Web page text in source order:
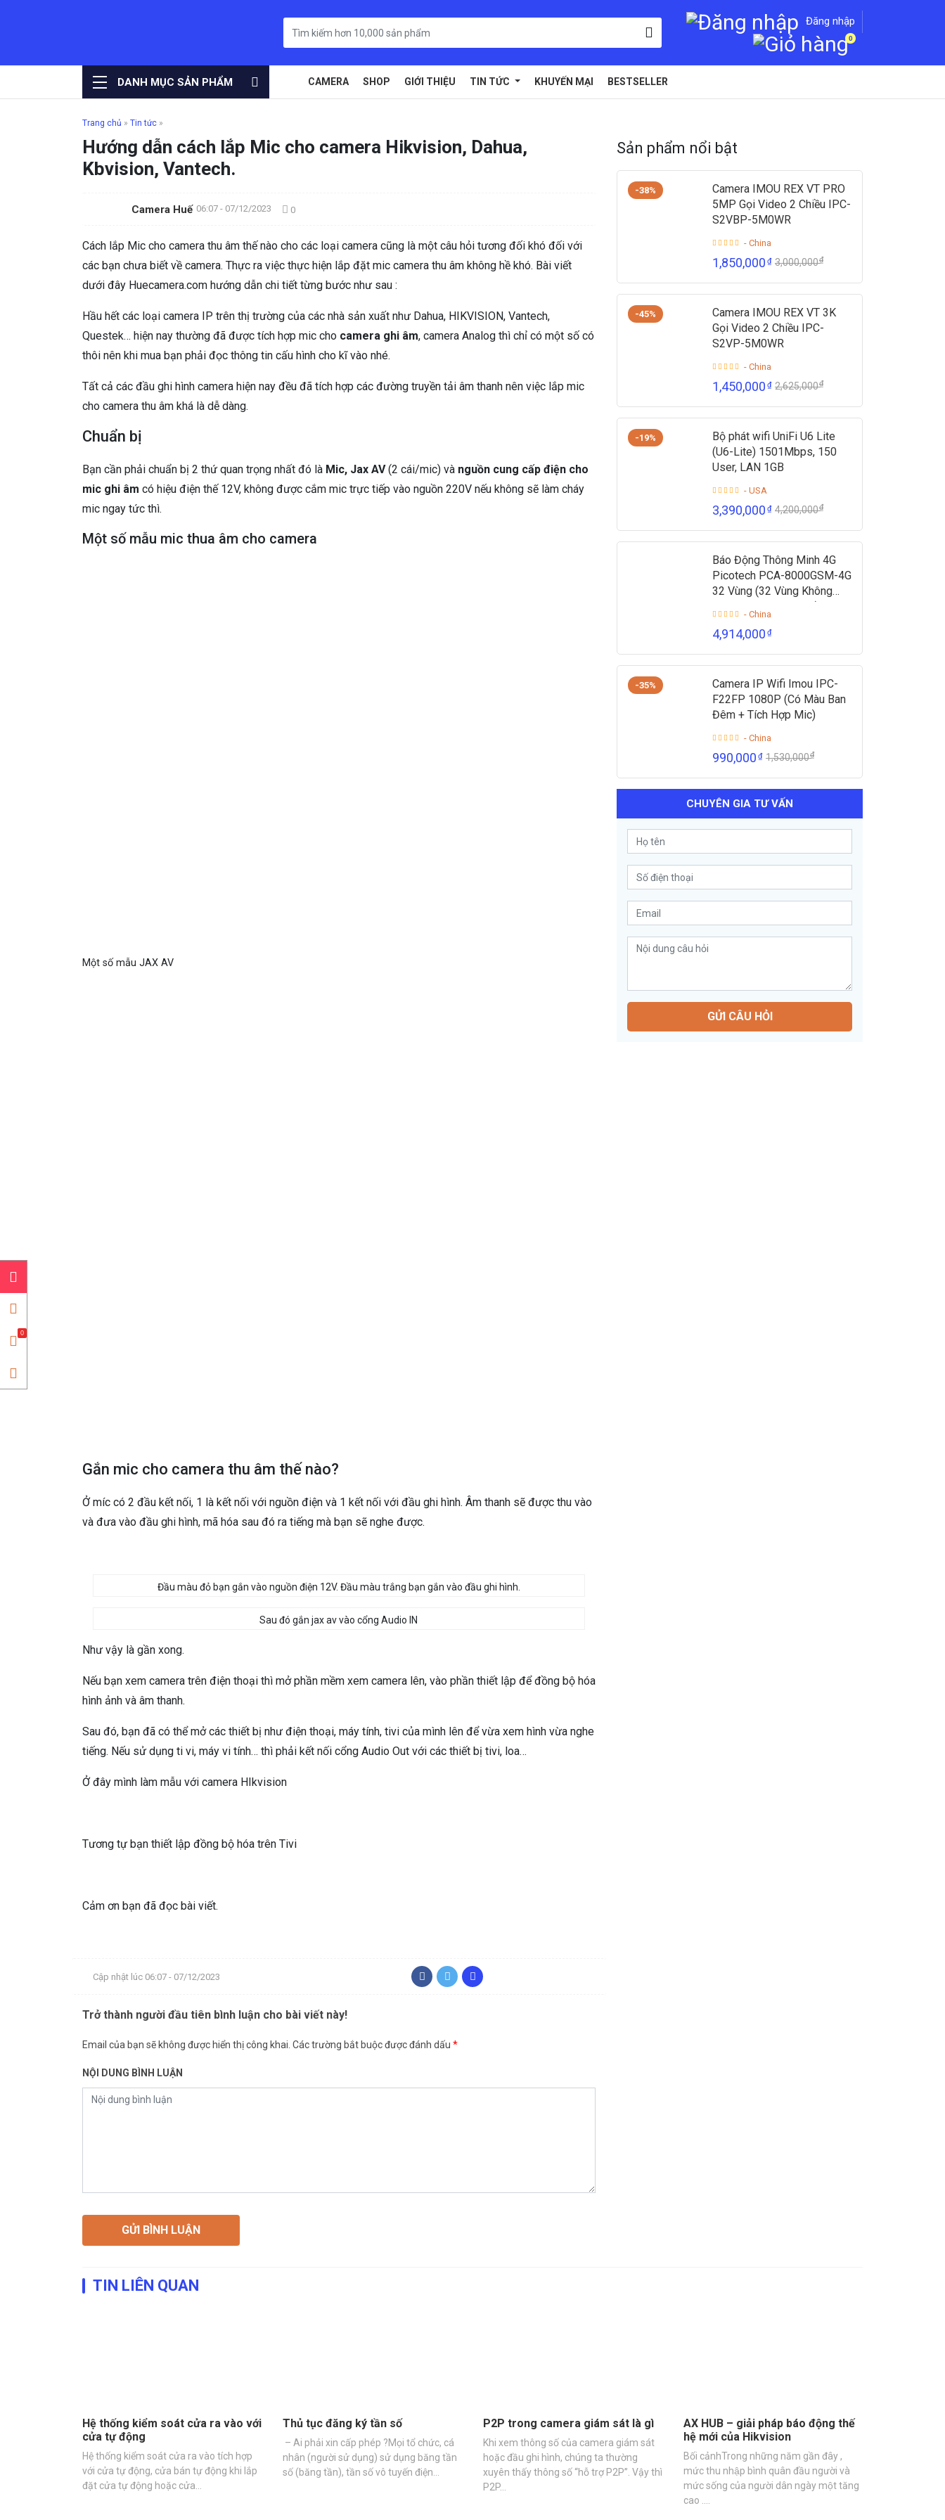
Đăng nhập
0
DANH MỤC SẢN PHẨM CAMERA SHOP GIỚI THIỆU TIN TỨC KHUYẾN MẠI BESTSELLER
Trang chủ » Tin tức »
Hướng dẫn cách lắp Mic cho camera Hikvision, Dahua,
Kbvision, Vantech.
Camera Huế 06:07 - 07/12/2023 0
Cách lắp Mic cho camera thu âm thế nào cho các loại camera cũng là một câu hỏi tương đối khó đối với
các bạn chưa biết về camera. Thực ra việc thực hiện lắp đặt mic camera thu âm không hề khó. Bài viết
dưới đây Huecamera.com hướng dẫn chi tiết từng bước như sau :
Hầu hết các loại camera IP trên thị trường của các nhà sản xuất như Dahua, HIKVISION, Vantech,
Questek… hiện nay thường đã được tích hợp mic cho camera ghi âm, camera Analog thì chỉ có một số có
thôi nên khi mua bạn phải đọc thông tin cấu hình cho kĩ vào nhé.
Tất cả các đầu ghi hình camera hiện nay đều đã tích hợp các đường truyền tải âm thanh nên việc lắp mic
cho camera thu âm khá là dễ dàng.
Chuẩn bị
Bạn cần phải chuẩn bị 2 thứ quan trọng nhất đó là Mic, Jax AV(2 cái/mic) và nguồn cung cấp điện cho
mic ghi âm có hiệu điện thế 12V, không được cắm mic trực tiếp vào nguồn 220V nếu không sẽ làm cháy
mic ngay tức thì.
Một số mẫu mic thua âm cho camera
Một số mẫu JAX AV
Gắn mic cho camera thu âm thế nào?
Ở míc có 2 đầu kết nối, 1 là kết nối với nguồn điện và 1 kết nối với đầu ghi hình. Âm thanh sẽ được thu vào
và đưa vào đầu ghi hình, mã hóa sau đó ra tiếng mà bạn sẽ nghe được.
Đầu màu đỏ bạn gắn vào nguồn điện 12V. Đầu màu trắng bạn gắn vào đầu ghi hình.
Sau đó gắn jax av vào cổng Audio IN
Như vậy là gần xong.
Nếu bạn xem camera trên điện thoại thì mở phần mềm xem camera lên, vào phần thiết lập để đồng bộ hóa
hình ảnh và âm thanh.
Sau đó, bạn đã có thể mở các thiết bị như điện thoại, máy tính, tivi của mình lên để vừa xem hình vừa nghe
tiếng. Nếu sử dụng ti vi, máy vi tính… thì phải kết nối cổng Audio Out với các thiết bị tivi, loa…
Ở đây mình làm mẫu với camera HIkvision
Tương tự bạn thiết lập đồng bộ hóa trên Tivi
Cảm ơn bạn đã đọc bài viết.
Cập nhật lúc 06:07 - 07/12/2023
Trở thành người đầu tiên bình luận cho bài viết này!
Email của bạn sẽ không được hiển thị công khai. Các trường bắt buộc được đánh dấu *
NỘI DUNG BÌNH LUẬN
Sản phẩm nổi bật
-38%
Camera IMOU REX VT PRO
5MP Gọi Video 2 Chiều IPC-
S2VBP-5M0WR
- China
1,850,000₫ 3,000,000₫
-45%
Camera IMOU REX VT 3K
Gọi Video 2 Chiều IPC-
S2VP-5M0WR
- China
1,450,000₫ 2,625,000₫
-19%
Bộ phát wifi UniFi U6 Lite
(U6-Lite) 1501Mbps, 150
User, LAN 1GB
- USA
3,390,000₫ 4,200,000₫
Báo Động Thông Minh 4G
Picotech PCA-8000GSM-4G
32 Vùng (32 Vùng Không
- China
4,914,000₫
-35%
Camera IP Wifi Imou IPC-
F22FP 1080P (Có Màu Ban
Đêm + Tích Hợp Mic)
- China
990,000₫ 1,530,000₫
CHUYÊN GIA TƯ VẤN
GỬI CÂU HỎI
TIN LIÊN QUAN
Hệ thống kiểm soát cửa ra vào với
cửa tự động
Hệ thống kiểm soát cửa ra vào tích hợp
với cửa tự động, cửa bán tự động khi lắp
đặt cửa tự động hoặc cửa…
Thủ tục đăng ký tần số
– Ai phải xin cấp phép ?Mọi tổ chức, cá
nhân (người sử dụng) sử dụng băng tần
số (băng tần), tần số vô tuyến điện…
P2P trong camera giám sát là gì
Khi xem thông số của camera giám sát
hoặc đầu ghi hình, chúng ta thường
xuyên thấy thông số “hỗ trợ P2P”. Vậy thì
P2P…
AX HUB – giải pháp báo động thế
hệ mới của Hikvision
Bối cảnhTrong những năm gần đây ,
mức thu nhập bình quân đầu người và
mức sống của người dân ngày một tăng
cao .…
0